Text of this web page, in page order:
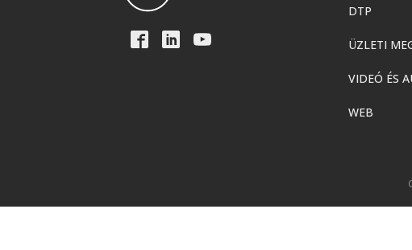
DTP
ÜZLETI
VIDEÓ ÉS
WEB